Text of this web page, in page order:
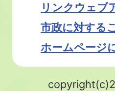
リンク ウェブ
市政に対する
ホームページ